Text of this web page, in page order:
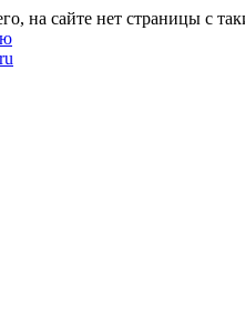
на сайте нет страницы с